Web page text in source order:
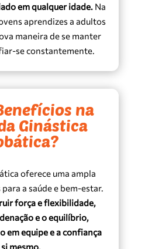
em qualquer idade.Na
aprendizes a adultos
maneira de se manter
se constantemente.
na
Ginástica
oferece uma ampla
a saúde e bem-estar.
força e flexibilidade,
e o equilíbrio,
em equipe e a confiança
mesmo.